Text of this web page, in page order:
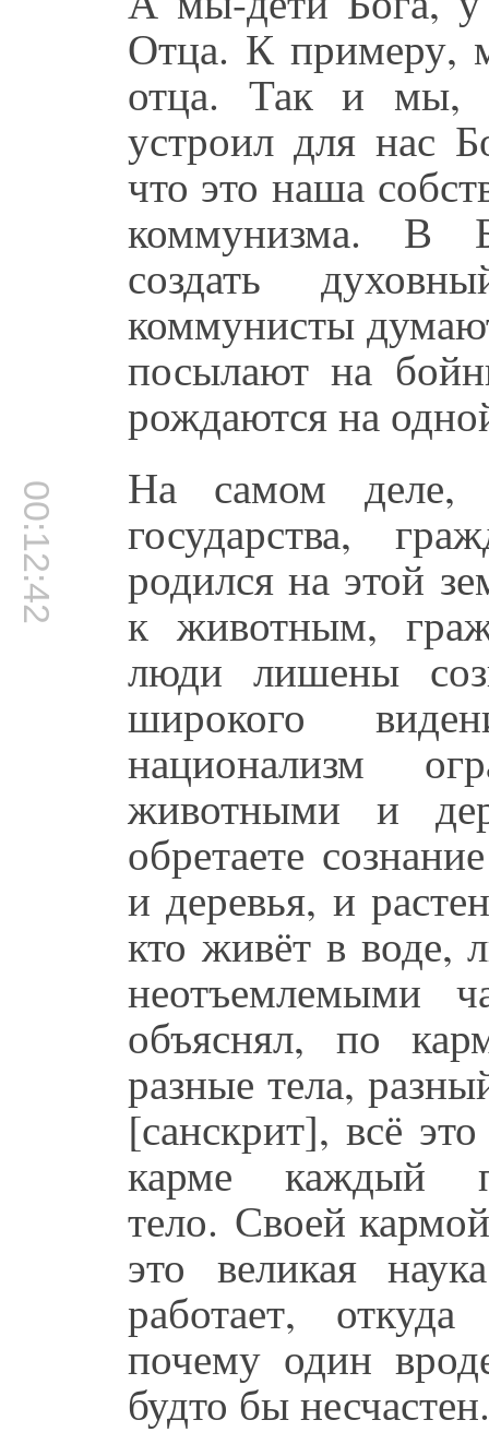
Отца. К примеру,
отца. Так и мы,
устроил для нас
что это наша
коммунизма. В
создать
коммунисты
посылают на
рождаются на
00:12:42 На самом деле,
государства,
родился на этой
к животным,
люди лишены
широкого
национализм
животными и
обретаете
и деревья, и
кто живёт в воде,
неотъемлемыми
объяснял, по
разные тела,
[санскрит], всё
карме каждый
тело. Своей
это великая
работает,
почему один
будто бы несчастен.